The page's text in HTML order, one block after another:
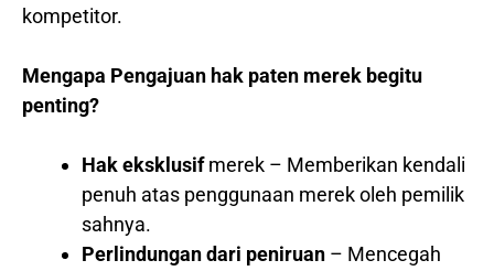
kompetitor.
Mengapa Pengajuan hak paten merek begitu
penting?
Hak eksklusifmerek – Memberikan kendali
penuh atas penggunaan merek oleh pemilik
sahnya.
Perlindungan dari peniruan – Mencegah